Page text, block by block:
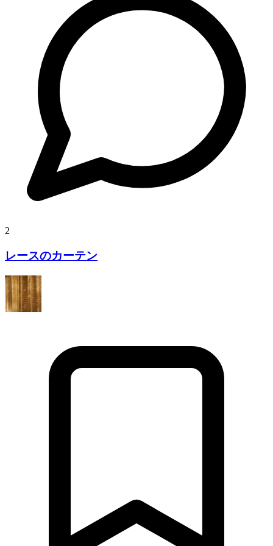
2
レースのカーテン